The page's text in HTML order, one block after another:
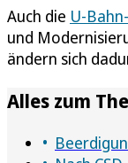
Auch die U-
und
ändern sich
Alles zum